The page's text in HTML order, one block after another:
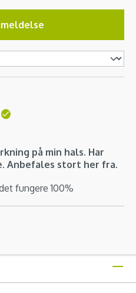
på min hals. Har
Anbefales stort her fra.
fungere 100%